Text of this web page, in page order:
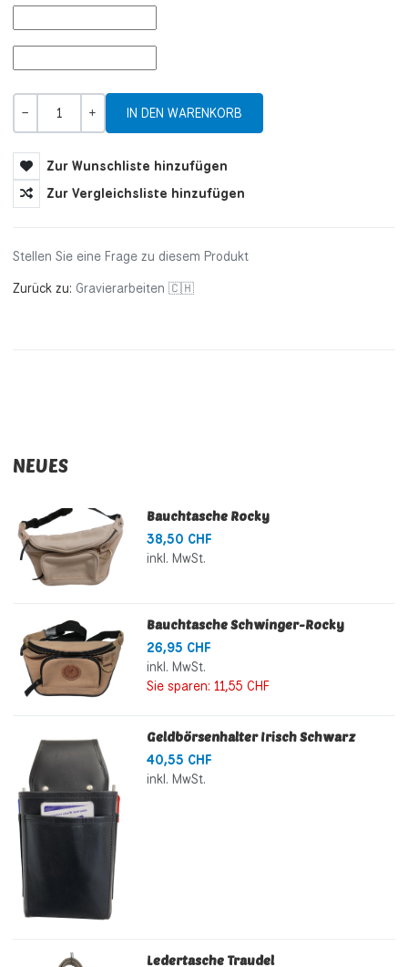
Zur Wunschliste hinzufügen
Zur Vergleichsliste hinzufügen
Stellen Sie eine Frage zu diesem Produkt
Zurück zu: Gravierarbeiten 🇨🇭
NEUES
Bauchtasche Rocky
38,50 CHF
inkl. MwSt.
Bauchtasche Schwinger-Rocky
26,95 CHF
inkl. MwSt.
Sie sparen: 11,55 CHF
Geldbörsenhalter Irisch Schwarz
40,55 CHF
inkl. MwSt.
Ledertasche Traudel